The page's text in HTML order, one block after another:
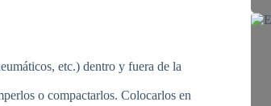
etc.) dentro y fuera de la
o compactarlos. Colocarlos en